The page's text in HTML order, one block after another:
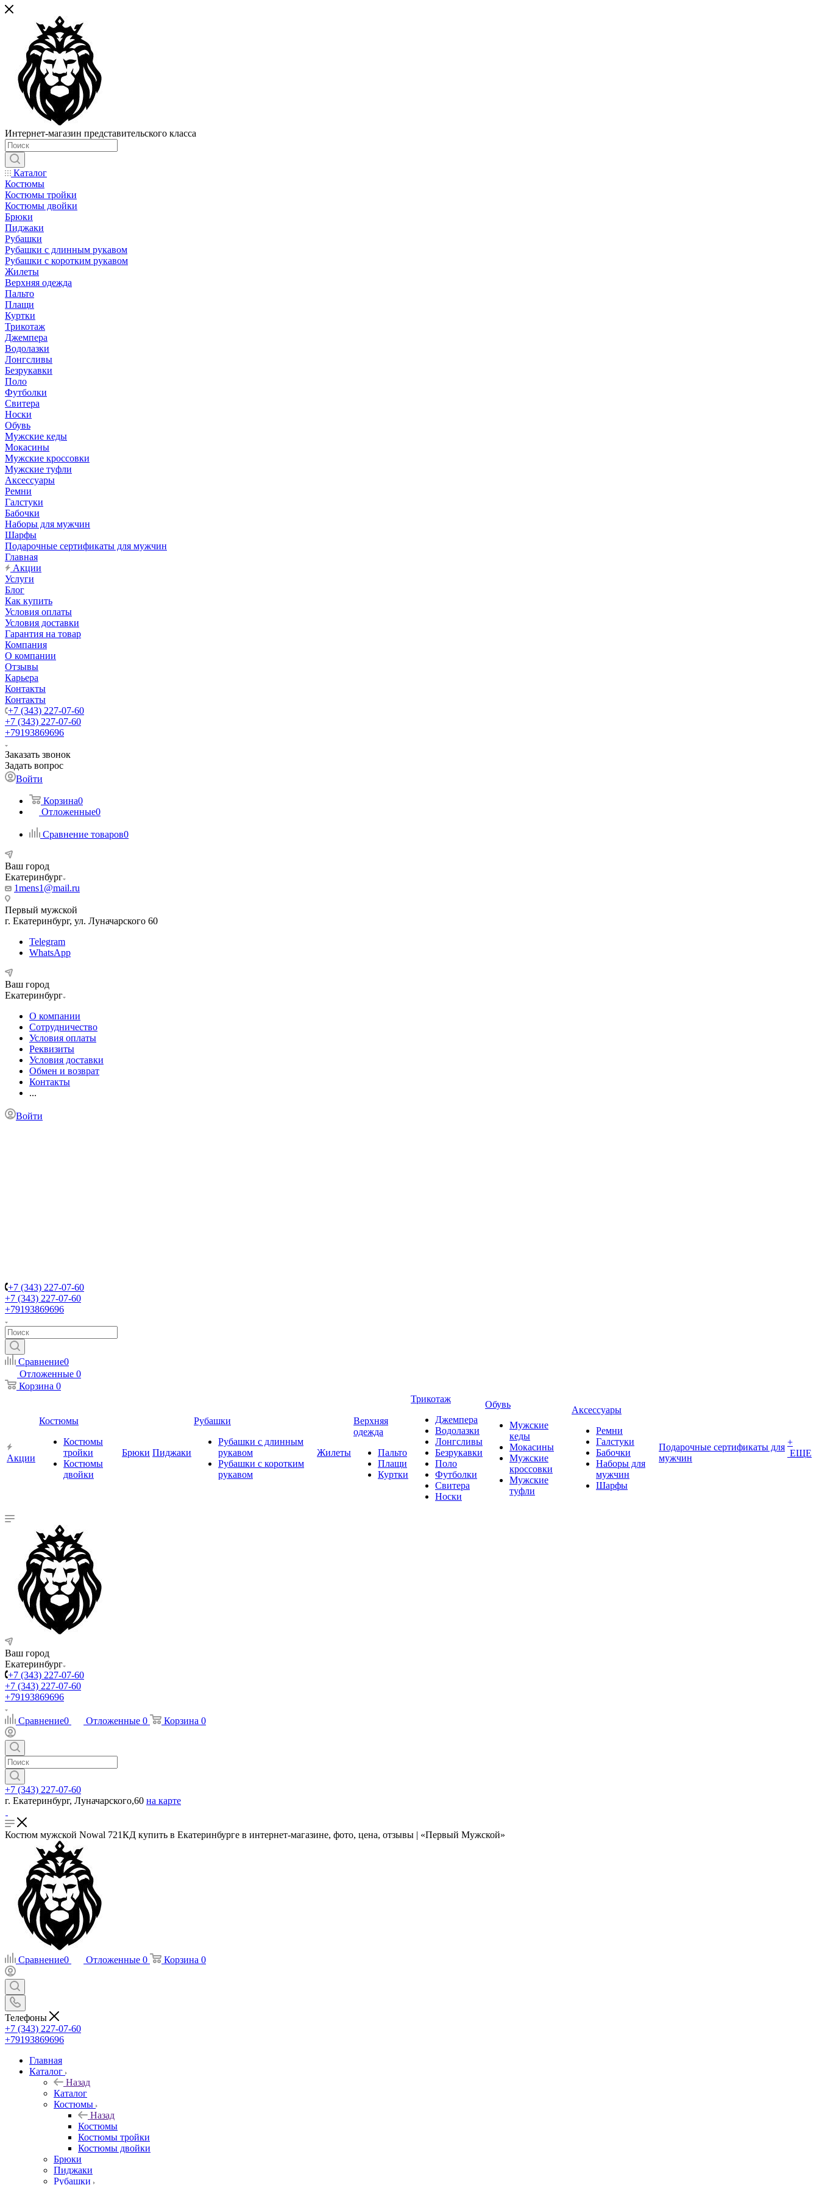
Интернет-магазин представительского класса
Каталог
Костюмы
Костюмы тройки
Костюмы двойки
Брюки
Пиджаки
Рубашки
Рубашки с длинным рукавом
Рубашки с коротким рукавом
Жилеты
Верхняя одежда
Пальто
Плащи
Куртки
Трикотаж
Джемпера
Водолазки
Лонгсливы
Безрукавки
Поло
Футболки
Свитера
Носки
Обувь
Мужские кеды
Мокасины
Мужские кроссовки
Мужские туфли
Аксессуары
Ремни
Галстуки
Бабочки
Наборы для мужчин
Шарфы
Подарочные сертификаты для мужчин
Главная
Акции
Услуги
Блог
Как купить
Условия оплаты
Условия доставки
Гарантия на товар
Компания
О компании
Отзывы
Карьера
Контакты
Контакты
+7 (343) 227-07-60
+7 (343) 227-07-60
+79193869696
Заказать звонок
Задать вопрос
Войти
Корзина0
Отложенные0
Сравнение товаров0
Ваш город
Екатеринбург
1mens1@mail.ru
Первый мужской
г. Екатеринбург, ул. Луначарского 60
Telegram
WhatsApp
Ваш город
Екатеринбург
О компании
Сотрудничество
Условия оплаты
Реквизиты
Условия доставки
Обмен и возврат
Контакты
...
Войти
+7 (343) 227-07-60
+7 (343) 227-07-60
+79193869696
Сравнение0
Отложенные 0
Корзина 0
Акции
Костюмы
Костюмы
тройки
Костюмы
двойки
Брюки Пиджаки
Рубашки
Рубашки с длинным
рукавом
Рубашки с коротким
рукавом
Жилеты
Верхняя
одежда
Пальто
Плащи
Куртки
Трикотаж
Джемпера
Водолазки
Лонгсливы
Безрукавки
Поло
Футболки
Свитера
Носки
Обувь
Мужские
кеды
Мокасины
Мужские
кроссовки
Мужские
туфли
Аксессуары
Ремни
Галстуки
Бабочки
Наборы для
мужчин
Шарфы
Подарочные сертификаты для
мужчин
+
ЕЩЕ
Ваш город
Екатеринбург
+7 (343) 227-07-60
+7 (343) 227-07-60
+79193869696
Сравнение0 Отложенные 0 Корзина 0
+7 (343) 227-07-60
г. Екатеринбург, Луначарского,60 на карте
Костюм мужской Nowal 721КД купить в Екатеринбурге в интернет-магазине, фото, цена, отзывы | «Первый Мужской»
Сравнение0 Отложенные 0 Корзина 0
Телефоны
+7 (343) 227-07-60
+79193869696
Главная
Каталог
Назад
Каталог
Костюмы
Назад
Костюмы
Костюмы тройки
Костюмы двойки
Брюки
Пиджаки
Рубашки